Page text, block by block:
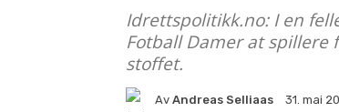
Idrettspolitikk.no: I en
Fotball Damer at spillere
stoffet.
Av Andreas Selliaas 31. mai